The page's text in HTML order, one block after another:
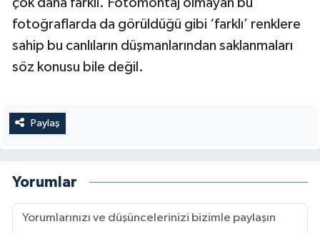
fotoğraflarda da görüldüğü gibi ‘farklı’ renklere
sahip bu canlıların düşmanlarından saklanmaları
söz konusu bile değil.
Paylaş
Yorumlar